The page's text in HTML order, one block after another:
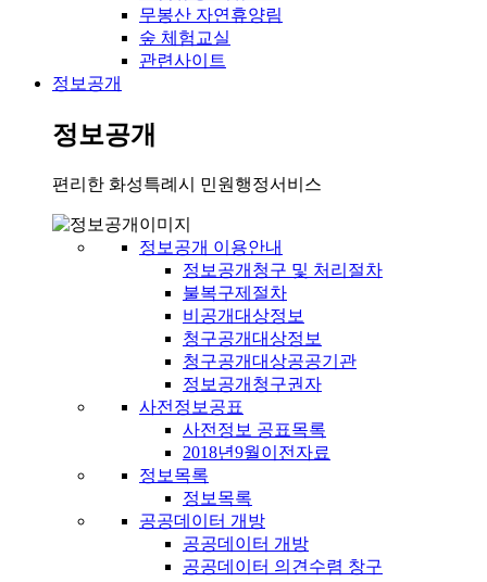
무봉산 자연휴양림
숲 체험교실
관련사이트
정보공개
정보공개
편리한 화성특례시 민원행정서비스
정보공개 이용안내
정보공개청구 및 처리절차
불복구제절차
비공개대상정보
청구공개대상정보
청구공개대상공공기관
정보공개청구권자
사전정보공표
사전정보 공표목록
2018년9월이전자료
정보목록
정보목록
공공데이터 개방
공공데이터 개방
공공데이터 의견수렴 창구